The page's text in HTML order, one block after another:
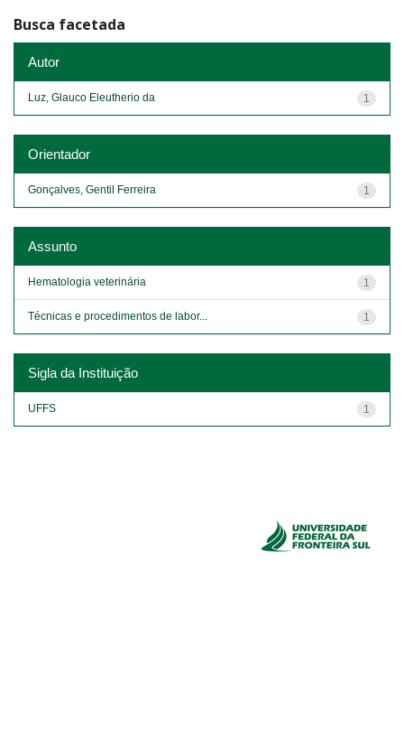
Busca facetada
Autor
1
Luz, Glauco Eleutherio da
Orientador
1
Gonçalves, Gentil Ferreira
Assunto
1
Hematologia veterinária
1
Técnicas e procedimentos de labor...
Sigla da Instituição
1
UFFS